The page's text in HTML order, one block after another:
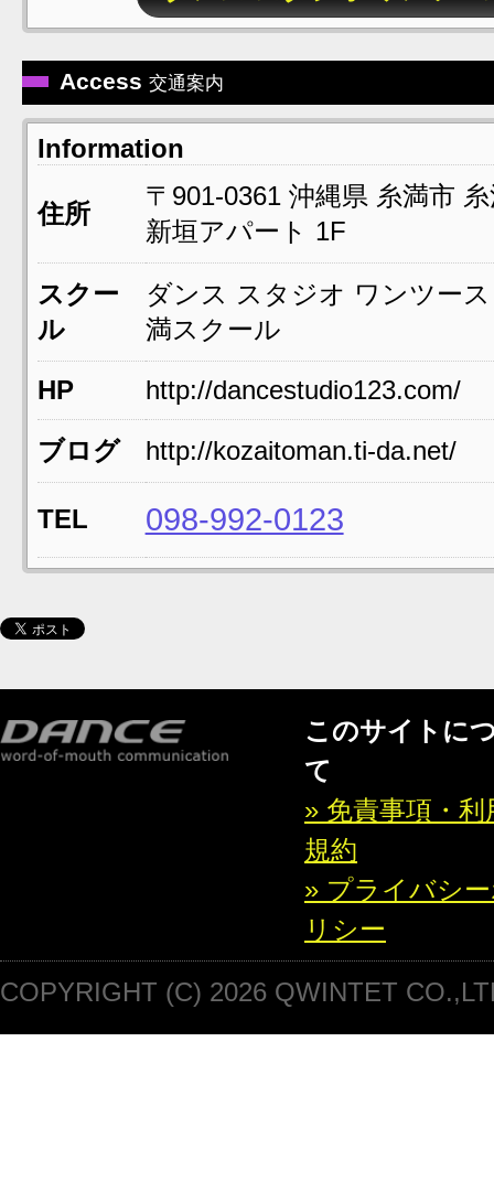
Access 交通案内
Information
住所
〒901-0361 沖縄県 糸満市
新垣アパート 1F
スクー
ル
ダンス スタジオ ワンツー
満スクール
HP http://dancestudio123.com/
ブログ http://kozaitoman.ti-da.net/
TEL 098-992-0123
このサイトに
て
» 免責事項・利
規約
» プライバシ
リシー
COPYRIGHT (C) 2026 QWINTET